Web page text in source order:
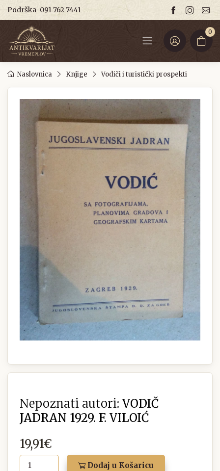
Podrška 091 762 7441
0
Naslovnica Knjige Vodiči i turistički prospekti
Nepoznati autori: VODIČ
JADRAN 1929. F. VILOIĆ
19,91€
Dodaj u Košaricu